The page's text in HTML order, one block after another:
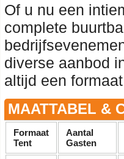
Of u nu een
complete
diverse aanbod
altijd een
MAATTABEL &
Formaat
Tent
Aantal
Gasten